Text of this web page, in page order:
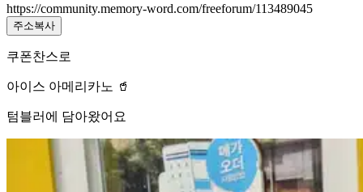
https://community.memory-word.com/freeforum/113489045
주소복사
쿠폰찬스로
아이스 아메리카노 🥤
텀블러에 담아왔어요